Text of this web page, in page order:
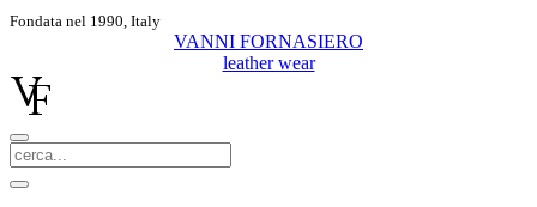
Fondata nel 1990, Italy
VANNI FORNASIERO
leather wear